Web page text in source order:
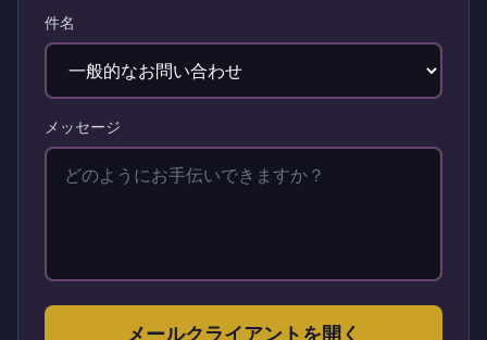
件名
メッセージ
メールクライアントを開く